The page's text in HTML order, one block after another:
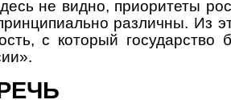
не видно, приоритеты
различны. Из
с который государство